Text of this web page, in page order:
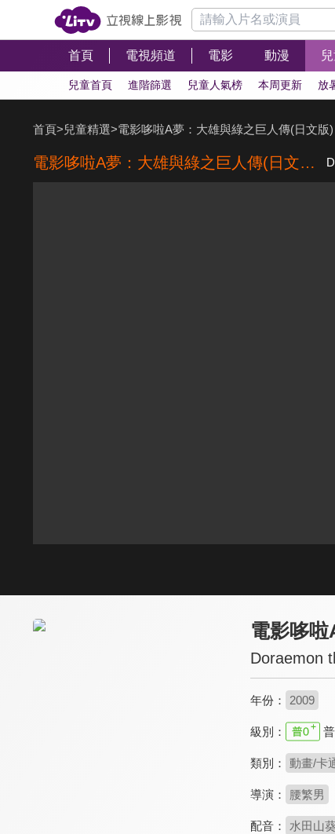
首頁 電視頻道 電影 動漫
兒童首頁 進階篩選 兒童人氣榜 本周更新 放
首頁>兒童精選>電影哆啦A夢：大雄與綠之巨人傳(日文版)
電影哆啦A夢：大雄與綠之巨人傳(日文版)
電影哆
Doraemon
年份： 2009
級別：
類別： 動畫/卡
導演： 腰繁男
配音： 水田山